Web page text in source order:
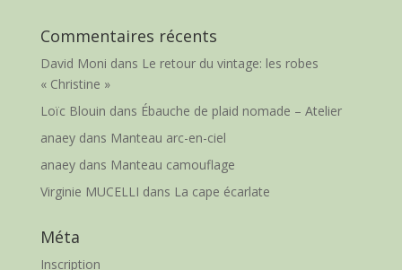
Commentaires récents
David Moni dans Le retour du vintage: les robes
« Christine »
Loïc Blouin dans Ébauche de plaid nomade – Atelier
anaeydans Manteau arc-en-ciel
anaeydans Manteau camouflage
Virginie MUCELLI dans La cape écarlate
Méta
Inscription